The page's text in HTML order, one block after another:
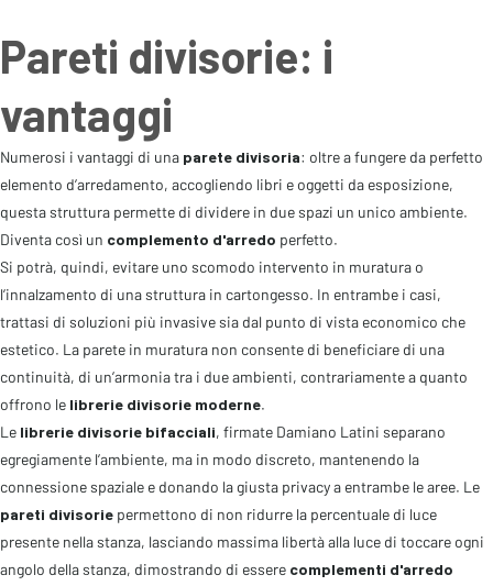
Pareti divisorie: i
vantaggi
Numerosi i vantaggi di una parete divisoria: oltre a fungere da perfetto
elemento d’arredamento, accogliendo libri e oggetti da esposizione,
questa struttura permette di dividere in due spazi un unico ambiente.
Diventa così un complemento d'arredo perfetto.
Si potrà, quindi, evitare uno scomodo intervento in muratura o
l’innalzamento di una struttura in cartongesso. In entrambe i casi,
trattasi di soluzioni più invasive sia dal punto di vista economico che
estetico. La parete in muratura non consente di beneficiare di una
continuità, di un’armonia tra i due ambienti, contrariamente a quanto
offrono le librerie divisorie moderne.
Le librerie divisorie bifacciali, firmate Damiano Latini separano
egregiamente l’ambiente, ma in modo discreto, mantenendo la
connessione spaziale e donando la giusta privacy a entrambe le aree. Le
pareti divisorie permettono di non ridurre la percentuale di luce
presente nella stanza, lasciando massima libertà alla luce di toccare ogni
angolo della stanza, dimostrando di essere complementi d'arredo